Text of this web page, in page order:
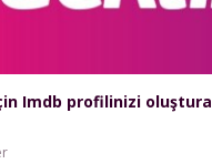
Imdb profilinizi